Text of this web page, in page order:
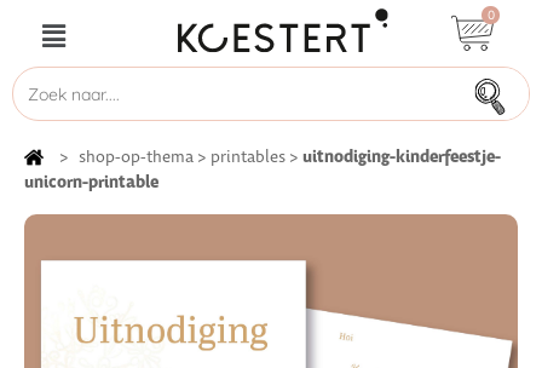
0
> shop-op-thema > printables > uitnodiging-kinderfeestje-
unicorn-printable